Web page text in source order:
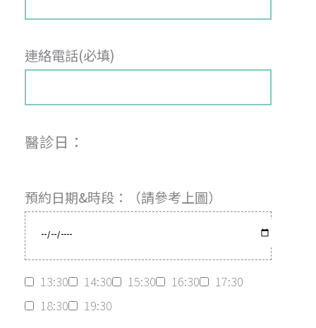
連絡電話(必填)
醫診日：
預約日期&時段：（請參考上圖）
13:30 14:30 15:30 16:30
17:30
18:30
19:30